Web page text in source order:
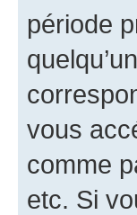
période
vous
comme
etc. Si